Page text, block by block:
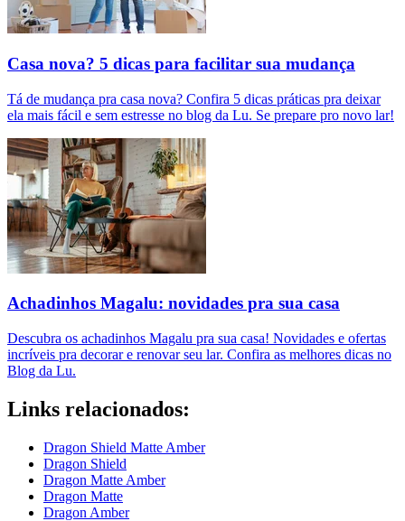
Casa nova? 5 dicas para facilitar sua mudança
Tá de mudança pra casa nova? Confira 5 dicas práticas pra deixar
ela mais fácil e sem estresse no blog da Lu. Se prepare pro novo lar!
Achadinhos Magalu: novidades pra sua casa
Descubra os achadinhos Magalu pra sua casa! Novidades e ofertas
incríveis pra decorar e renovar seu lar. Confira as melhores dicas no
Blog da Lu.
Links relacionados:
Dragon Shield Matte Amber
Dragon Shield
Dragon Matte Amber
Dragon Matte
Dragon Amber